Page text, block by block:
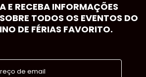
E RECEBA INFORMAÇÕES
TODOS OS EVENTOS DO
DE FÉRIAS FAVORITO.